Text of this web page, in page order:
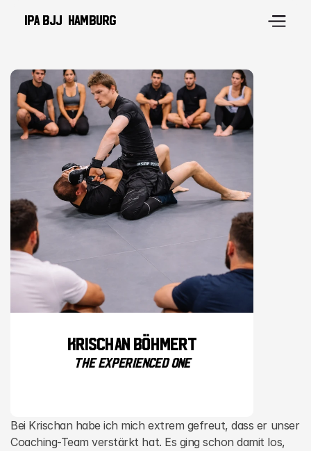
IPA BJJ  Hamburg
Krischan Böhmert
the experienced one
Bei Krischan habe ich mich extrem gefreut, dass er unser
Coaching-Team verstärkt hat. Es ging schon damit los,